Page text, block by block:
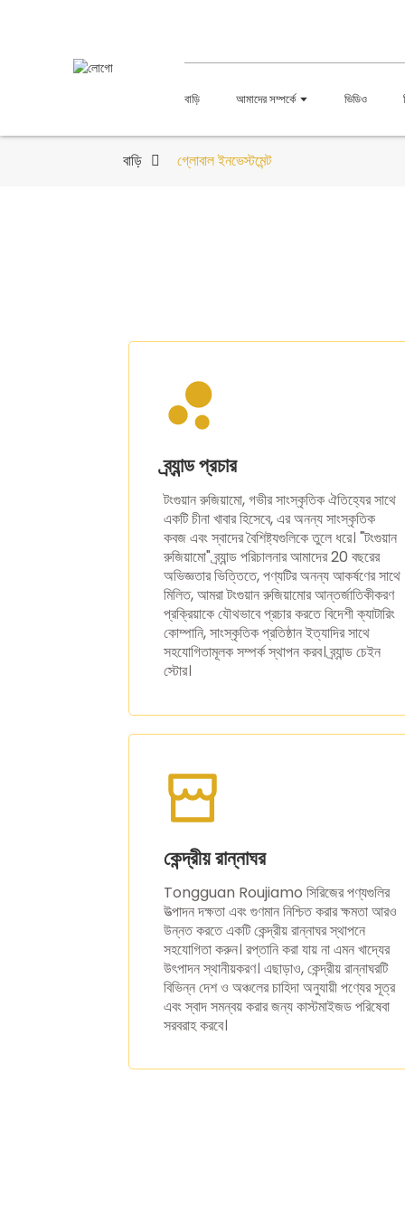
বাড়ি আমাদের সম্পর্কে ভিডিও
বাড়ি গ্লোবাল ইনভেস্টমেন্ট
ব্র্যান্ড প্রচার
টংগুয়ান রুজিয়ামো, গভীর সাংস্কৃতিক ঐতিহ্যের সাথে
একটি চীনা খাবার হিসেবে, এর অনন্য সাংস্কৃতিক
কবজ এবং স্বাদের বৈশিষ্ট্যগুলিকে তুলে ধরে। "টংগুয়ান
রুজিয়ামো" ব্র্যান্ড পরিচালনার আমাদের 20 বছরের
অভিজ্ঞতার ভিত্তিতে, পণ্যটির অনন্য আকর্ষণের সাথে
মিলিত, আমরা টংগুয়ান রুজিয়ামোর আন্তর্জাতিকীকরণ
প্রক্রিয়াকে যৌথভাবে প্রচার করতে বিদেশী ক্যাটারিং
কোম্পানি, সাংস্কৃতিক প্রতিষ্ঠান ইত্যাদির সাথে
সহযোগিতামূলক সম্পর্ক স্থাপন করব। ব্র্যান্ড চেইন
স্টোর।
কেন্দ্রীয় রান্নাঘর
Tongguan Roujiamo সিরিজের পণ্যগুলির
উত্পাদন দক্ষতা এবং গুণমান নিশ্চিত করার ক্ষমতা আরও
উন্নত করতে একটি কেন্দ্রীয় রান্নাঘর স্থাপনে
সহযোগিতা করুন। রপ্তানি করা যায় না এমন খাদ্যের
উৎপাদন স্থানীয়করণ। এছাড়াও, কেন্দ্রীয় রান্নাঘরটি
বিভিন্ন দেশ ও অঞ্চলের চাহিদা অনুযায়ী পণ্যের সূত্র
এবং স্বাদ সমন্বয় করার জন্য কাস্টমাইজড পরিষেবা
সরবরাহ করবে।